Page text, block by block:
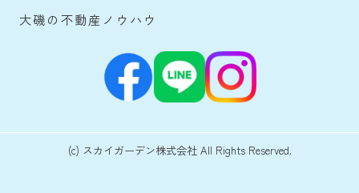
大磯の不動産ノウハウ
(c) スカイガーデン株式会社 All Rights Reserved.